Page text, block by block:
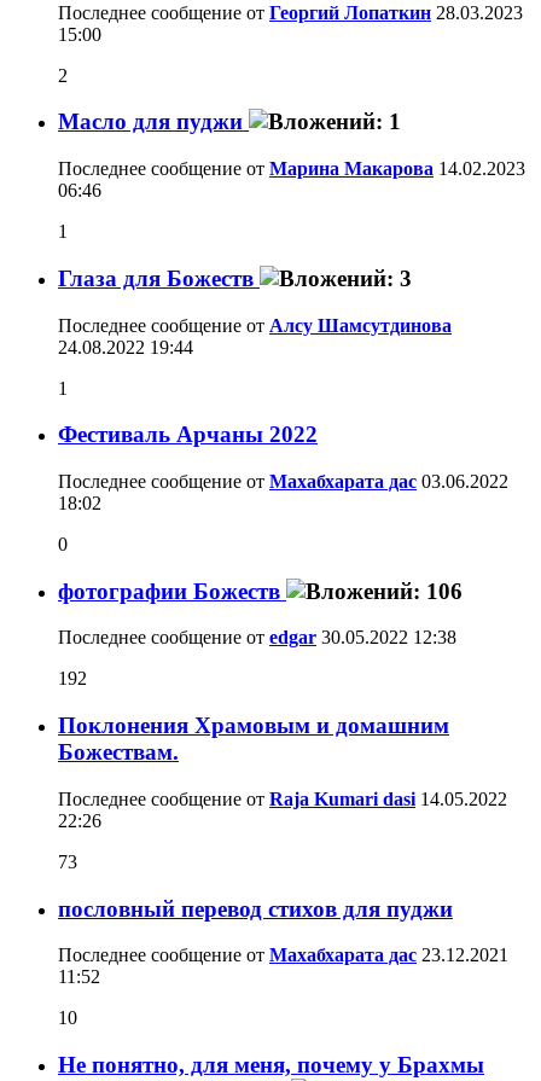
Последнее сообщение от Георгий Лопаткин 28.03.2023
15:00
2
Масло для пуджи
Последнее сообщение от Марина Макарова 14.02.2023
06:46
1
Глаза для Божеств
Последнее сообщение от Алсу Шамсутдинова
24.08.2022 19:44
1
Фестиваль Арчаны 2022
Последнее сообщение от Махабхарата дас 03.06.2022
18:02
0
фотографии Божеств
Последнее сообщение от edgar 30.05.2022 12:38
192
Поклонения Храмовым и домашним
Божествам.
Последнее сообщение от Raja Kumari dasi 14.05.2022
22:26
73
пословный перевод стихов для пуджи
Последнее сообщение от Махабхарата дас 23.12.2021
11:52
10
Не понятно, для меня, почему у Брахмы